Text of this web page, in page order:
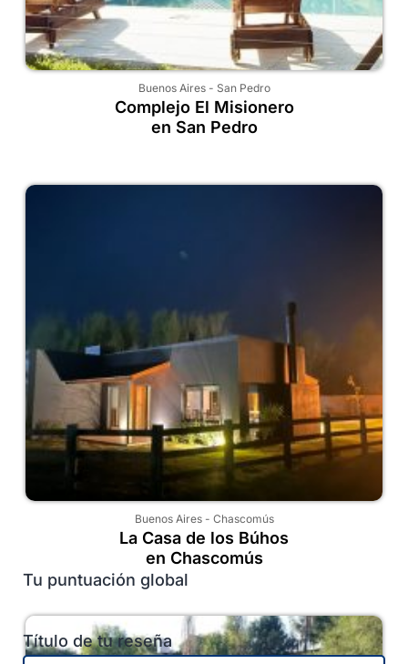
Buenos Aires- San Pedro
Complejo El Misionero
en San Pedro
Buenos Aires- Chascomús
La Casa de los Búhos
en Chascomús
Tu puntuación global
Título de tu reseña